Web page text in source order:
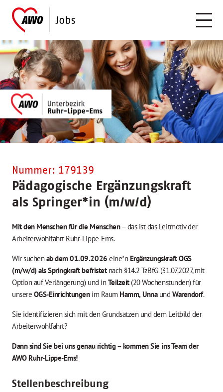
Nummer: 179139
Pädagogische Ergänzungskraft
als Springer*in (m/w/d)
Mit den Menschen für die Menschen– das ist das Leitmotiv der
Arbeiterwohlfahrt Ruhr-Lippe-Ems.
Wir suchenab dem 01.09.2026 eine*n Ergänzungskraft OGS
(m/w/d) als Springkraft befristetnach §14.2 TzBfG (31.07.2027, mit
Option auf Verlängerung) und inTeilzeit(20 Wochenstunden) für
unsere OGS-Einrichtungenim Raum Hamm,UnnaundWarendorf.
Sie identifizieren sich mit den Grundsätzen und dem Leitbild der
Arbeiterwohlfahrt?
Dann sind Sie bei uns genau richtig – kommen Sie ins Team der
AWO Ruhr-Lippe-Ems!
Stellenbeschreibung